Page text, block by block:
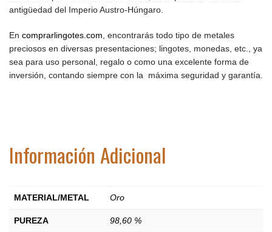
antigüedad del Imperio Austro-Húngaro.
En comprarlingotes.com, encontrarás todo tipo de metales
preciosos en diversas presentaciones; lingotes, monedas, etc., ya
sea para uso personal, regalo o como una excelente forma de
inversión, contando siempre con la máxima seguridad y garantía.
Información Adicional
MATERIAL/METAL Oro
PUREZA 98,60 %